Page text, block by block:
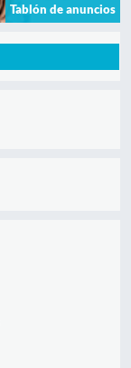
Tablón de anuncios